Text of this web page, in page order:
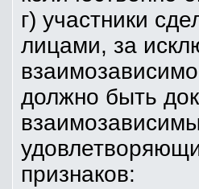
г) участники
лицами, за
должно быть
признаков: